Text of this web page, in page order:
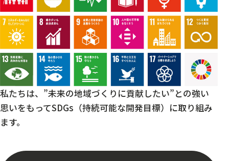
私たちは、”未来の地域づくりに貢献したい”との強い
思いをもってSDGs（持続可能な開発目標）に取り組み
ます。